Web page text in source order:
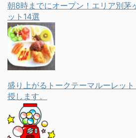
朝8時までにオープン！エリア別茅
ット14選
盛り上がるトークテーマルーレッ
授します。